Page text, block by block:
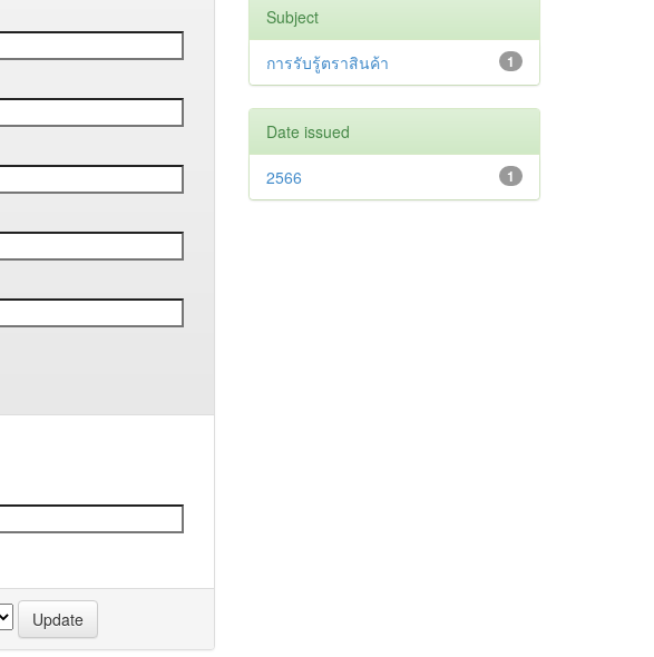
Subject
1
การรับรู้ตราสินค้า
Date issued
1
2566